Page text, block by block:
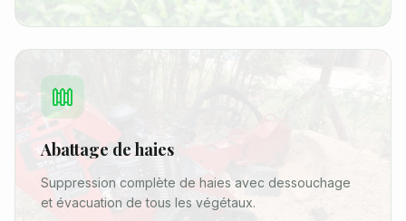
Abattage de haies
Suppression complète de haies avec dessouchage
et évacuation de tous les végétaux.